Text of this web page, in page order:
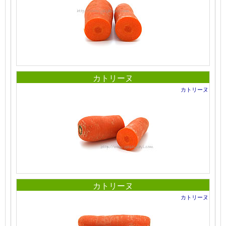
カトリーヌ
カトリーヌ
カトリーヌ
カトリーヌ